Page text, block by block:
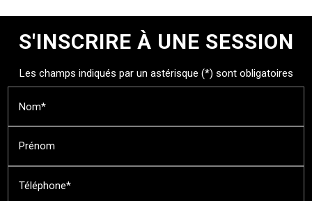
S'INSCRIRE À UNE SESSION
Les champs indiqués par un astérisque (*) sont obligatoires
Nom*
Prénom
Téléphone*